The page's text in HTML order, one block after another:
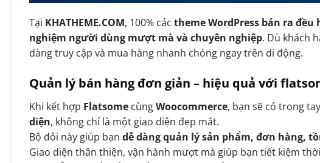
Tại KHATHEME.COM, 100% các theme WordPress bán ra
nghiệm người dùng mượt mà và chuyên nghiệp. Dù khách
dàng truy cập và mua hàng nhanh chóng ngay trên di động.
Quản lý bán hàng đơn giản – hiệu quả với
Khi kết hợp Flatsome cùngWoocommerce, bạn sẽ có trong tay
diện, không chỉ là một giao diện đẹp mắt.
Bộ đôi này giúp bạn dễ dàng quản lý sản phẩm, đơn hàng,
Giao diện thân thiện, vận hành mượt mà giúp bạn tiết kiệm